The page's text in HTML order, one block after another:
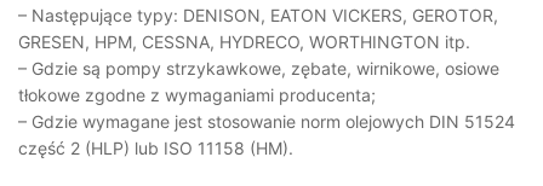
– Następujące typy: DENISON, EATON VICKERS, GEROTOR,
GRESEN, HPM, CESSNA, HYDRECO, WORTHINGTON itp.
– Gdzie są pompy strzykawkowe, zębate, wirnikowe, osiowe
tłokowe zgodne z wymaganiami producenta;
– Gdzie wymagane jest stosowanie norm olejowych DIN 51524
część 2 (HLP) lub ISO 11158 (HM).